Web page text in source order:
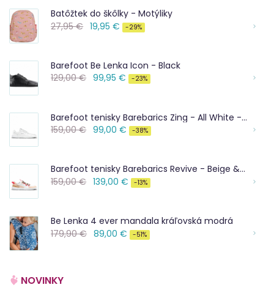
Batôžtek do škôlky - Motýliky
27,95 € 19,95 € -29%
Barefoot Be Lenka Icon - Black
129,00 € 99,95 € -23%
Barefoot tenisky Barebarics Zing - All White - Leather
159,00 € 99,00 € -38%
Barefoot tenisky Barebarics Revive - Beige & White
159,00 € 139,00 € -13%
Be Lenka 4 ever mandala kráľovská modrá
179,90 € 89,00 € -51%
NOVINKY